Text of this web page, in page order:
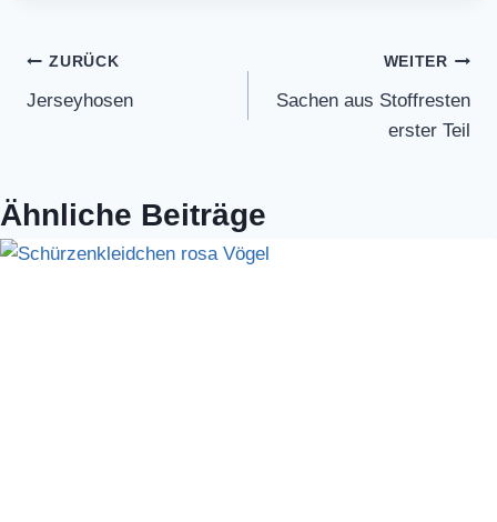
Beitragsnavigation
ZURÜCK
Jerseyhosen
WEITER
Sachen aus Stoffresten
erster Teil
Ähnliche Beiträge